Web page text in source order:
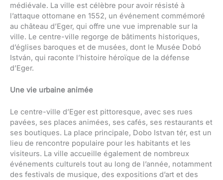
médiévale. La ville est célèbre pour avoir résisté à
l’attaque ottomane en 1552, un événement commémoré
au château d’Eger, qui offre une vue imprenable sur la
ville. Le centre-ville regorge de bâtiments historiques,
d’églises baroques et de musées, dont le Musée Dobó
István, qui raconte l’histoire héroïque de la défense
d’Eger.
Une vie urbaine animée
Le centre-ville d’Eger est pittoresque, avec ses rues
pavées, ses places animées, ses cafés, ses restaurants et
ses boutiques. La place principale, Dobo Istvan tér, est un
lieu de rencontre populaire pour les habitants et les
visiteurs. La ville accueille également de nombreux
événements culturels tout au long de l’année, notamment
des festivals de musique, des expositions d’art et des